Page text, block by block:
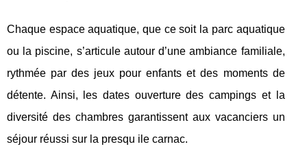
Chaque espace aquatique, que ce soit la parc aquatique
ou la piscine, s’articule autour d’une ambiance familiale,
rythmée par des jeux pour enfants et des moments de
détente. Ainsi, les dates ouverture des campings et la
diversité des chambres garantissent aux vacanciers un
séjour réussi sur la presqu ile carnac.